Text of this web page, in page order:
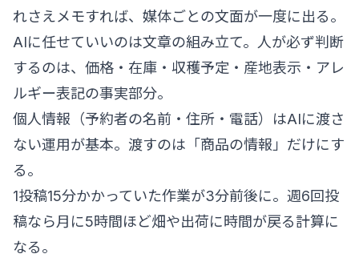
れさえメモすれば、媒体ごとの文面が一度に出る。
AIに任せていいのは文章の組み立て。人が必ず判断
するのは、価格・在庫・収穫予定・産地表示・アレ
ルギー表記の事実部分。
個人情報（予約者の名前・住所・電話）はAIに渡さ
ない運用が基本。渡すのは「商品の情報」だけにす
る。
1投稿15分かかっていた作業が3分前後に。週6回投
稿なら月に5時間ほど畑や出荷に時間が戻る計算に
なる。